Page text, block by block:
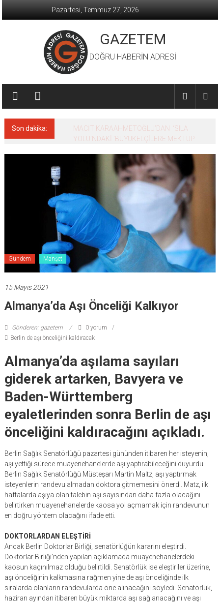
Pazartesi, Temmuz 27, 2026
GAZETEM
DOĞRU HABERİN ADRESİ
Son dakika:
MACİT KARAAHMETOĞLU’DAN ‘SILA
YOLU’NDAKİ ’BÜYÜKELÇİLERE MEKTUP
Gündem Manşet
15 Mayıs 2021
Almanya’da Aşı Önceliği Kalkıyor
Gönderen: gazetem
0 yorum
Berlin de aşı önceliğini kaldıracak
Almanya’da aşılama sayıları
giderek artarken, Bavyera ve
Baden-Württemberg
eyaletlerinden sonra Berlin de aşı
önceliğini kaldıracağını açıkladı.
Berlin Sağlık Senatörlüğü pazartesi gününden itibaren her isteyenin,
aşı yettiği sürece muayenehanelerde aşı yaptırabileceğini duyurdu.
Berlin Sağlık Senatörlüğü Müsteşarı Martin Maltz, aşı yaptırmak
isteyenlerin randevu almadan doktora gitmemesini önerdi. Matz, ilk
haftalarda aşıya olan talebin aşı sayısından daha fazla olacağını
belirtirken muayenehanelerde kaosa yol açmamak için randevunun
en doğru yöntem olacağını ifade etti.
DOKTORLARDAN ELEŞTİRİ
Ancak Berlin Doktorlar Birliği, senatörlüğün kararını eleştirdi.
Doktorlar Birliği’nden yapılan açıklamada muayenehanelerdeki
kaosun kaçınılmaz olduğu belirtildi. Senatörlük ise eleştiriler üzerine,
aşı önceliğinin kalkmasına rağmen yine de aşı önceliğinde ilk
sıralarda olanların randevularda öne alınacağını söyledi. Senatörlük,
haziran ayından itibaren büyük miktarda aşı sağlanacağını ve aşı